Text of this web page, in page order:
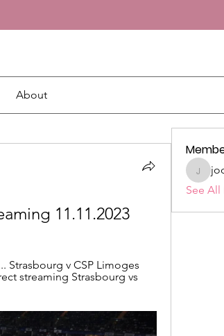
About
11.11.2023
Strasbourg v CSP Limoges
streaming Strasbourg vs
See All